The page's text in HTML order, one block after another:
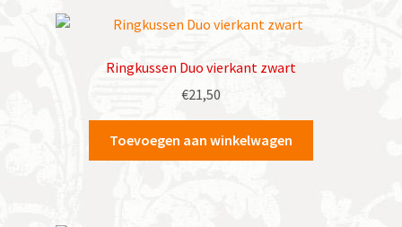
Ringkussen Duo vierkant zwart
€21,50
Toevoegen aan winkelwagen